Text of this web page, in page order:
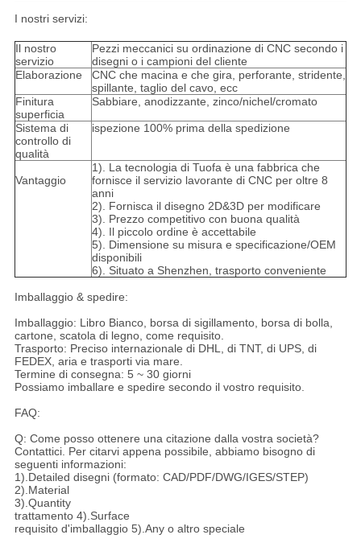
I nostri servizi:
Il nostro
servizio
Pezzi meccanici su ordinazione di CNC secondo i
disegni o i campioni del cliente
Elaborazione
CNC che macina e che gira, perforante, stridente,
spillante, taglio del cavo, ecc
Finitura
superficia
Sabbiare, anodizzante, zinco/nichel/cromato
Sistema di
controllo di
qualità
ispezione 100% prima della spedizione
Vantaggio
1). La tecnologia di Tuofa è una fabbrica che
fornisce il servizio lavorante di CNC per oltre 8
anni
2). Fornisca il disegno 2D&3D per modificare
3). Prezzo competitivo con buona qualità
4). Il piccolo ordine è accettabile
5). Dimensione su misura e specificazione/OEM
disponibili
6). Situato a Shenzhen, trasporto conveniente
Imballaggio & spedire:
Imballaggio: Libro Bianco, borsa di sigillamento, borsa di bolla,
cartone, scatola di legno, come requisito.
Trasporto: Preciso internazionale di DHL, di TNT, di UPS, di
FEDEX, aria e trasporti via mare.
Termine di consegna: 5 ~ 30 giorni
Possiamo imballare e spedire secondo il vostro requisito.
FAQ:
Q: Come posso ottenere una citazione dalla vostra società?
Contattici. Per citarvi appena possibile, abbiamo bisogno di
seguenti informazioni:
1).Detailed disegni (formato: CAD/PDF/DWG/IGES/STEP)
2).Material
3).Quantity
trattamento 4).Surface
requisito d'imballaggio 5).Any o altro speciale